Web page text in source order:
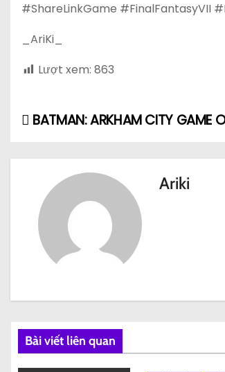
#ShareLinkGame #FinalFantasyVII
_AriKi_
Lượt xem: 863
Đ
i
ớ
n
g
BATMAN: ARKHAM CITY GAME
Ariki
Bài viết liên quan